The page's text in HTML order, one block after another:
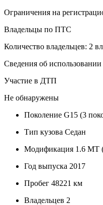
Ограничения на
Владельцы по ПТС
Количество владельцев: 2
Сведения об
Участие в ДТП
Не обнаружены
Поколение G15 (3
Тип кузова Седан
Модификация 1.6 MT
Год выпуска 2017
Пробег 48221 км
Владельцев 2